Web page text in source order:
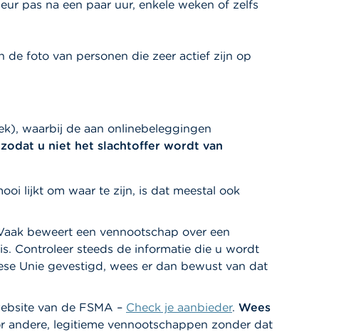
pas na een paar uur, enkele weken of zelfs
de foto van personen die zeer actief zijn op
waarbij de aan onlinebeleggingen
u niet het slachtoffer wordt van
lijkt om waar te zijn, is dat meestal ook
beweert een vennootschap over een
Controleer steeds de informatie die u wordt
Unie gevestigd, wees er dan bewust van dat
van de FSMA – Check je aanbieder. Wees
legitieme vennootschappen zonder dat